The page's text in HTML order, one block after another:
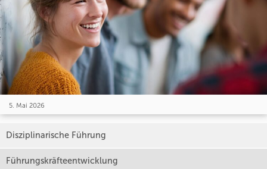
5. Mai 2026
Disziplinarische Führung
Führungskräfteentwicklung